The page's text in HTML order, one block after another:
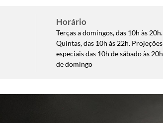
SOBRE CINEMA NO IMS
BLOG DO CINEMA
REVISTAS DE PROGRAMAÇÃO
COLEÇÃO DVD IMS
IMS POÇOS
SOBRE O IMS
QUEM SOMOS
AÇÃO SOCIAL
Horário
Terças a domingos, das 10h às 20h.
Quintas, das 10h às 22h. Projeções
especiais das 10h de sábado às 20h
de domingo